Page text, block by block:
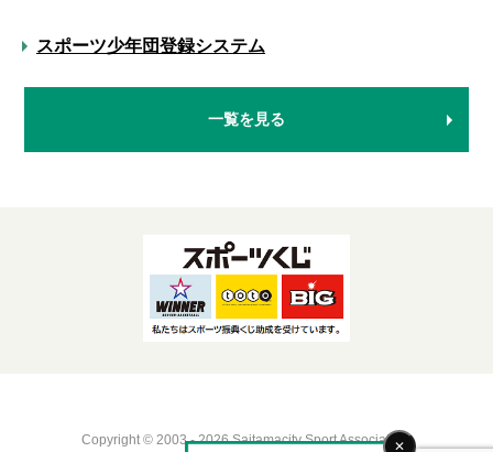
スポーツ少年団登録システム
一覧を見る
✕
Copyright © 2003 - 2026 Saitamacity Sport Association.